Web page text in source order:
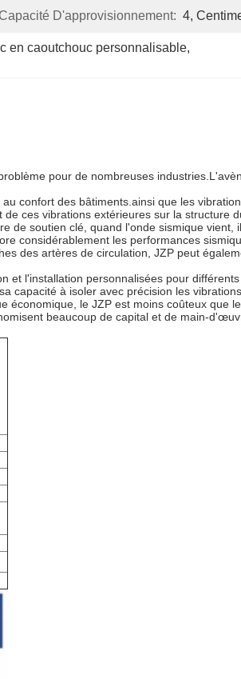
Capacité D'approvisionnement: 4,
en caoutchouc personnalisable,
pour de nombreuses
confort des bâtiments.ainsi que les
ces vibrations extérieures sur la structure
de soutien clé, quand l'onde sismique
considérablement les performances
des artères de circulation, JZP peut
et l'installation personnalisées pour
capacité à isoler avec précision les
le JZP est moins coûteux que
beaucoup de capital et de main-